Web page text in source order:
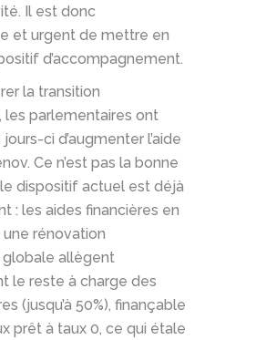
Il est donc
et urgent de mettre en
d’accompagnement.
la transition
les parlementaires ont
ci d’augmenter l’aide
Ce n’est pas la bonne
dispositif actuel est déjà
: les aides financières en
rénovation
allègent
le reste à charge des
(jusqu’à 50%), finançable
prêt à taux 0, ce qui étale